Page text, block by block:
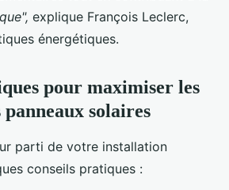
explique François Leclerc,
énergétiques.
pour maximiser les
panneaux solaires
parti de votre installation
conseils pratiques :